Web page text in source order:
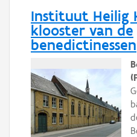
Instituut Heilig
klooster van de
benedictinessen